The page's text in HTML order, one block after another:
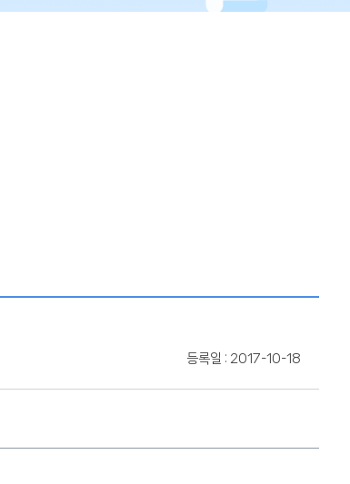
등록일 : 2017-10-18